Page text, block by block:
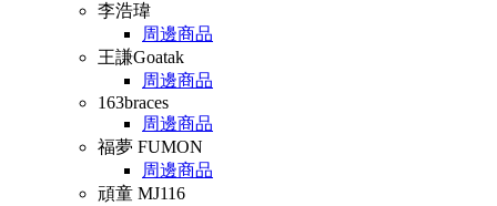
李浩瑋
周邊商品
王謙Goatak
周邊商品
163braces
周邊商品
福夢 FUMON
周邊商品
頑童 MJ116